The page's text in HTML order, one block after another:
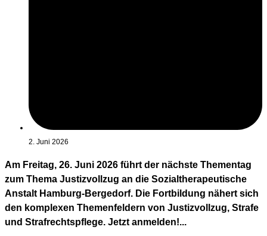
2. Juni 2026
Am Freitag, 26. Juni 2026 führt der nächste Thementag
zum Thema Justizvollzug an die Sozialtherapeutische
Anstalt Hamburg-Bergedorf. Die Fortbildung nähert sich
den komplexen Themenfeldern von Justizvollzug, Strafe
und Strafrechtspflege. Jetzt anmelden!...